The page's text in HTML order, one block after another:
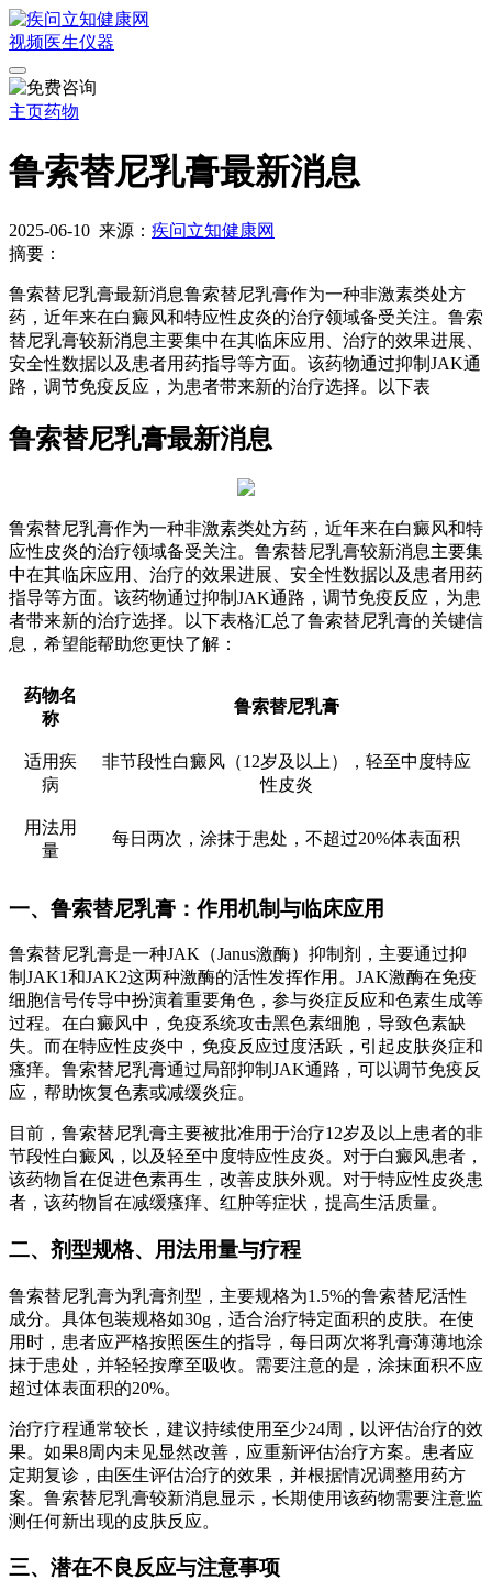
视频医生仪器
主页药物
鲁索替尼乳膏最新消息
2025-06-10 来源： 疾问立知健康网
摘要：
鲁索替尼乳膏最新消息鲁索替尼乳膏作为一种非激素类处方
药，近年来在白癜风和特应性皮炎的治疗领域备受关注。鲁索
替尼乳膏较新消息主要集中在其临床应用、治疗的效果进展、
安全性数据以及患者用药指导等方面。该药物通过抑制JAK通
路，调节免疫反应，为患者带来新的治疗选择。以下表
鲁索替尼乳膏最新消息
鲁索替尼乳膏作为一种非激素类处方药，近年来在白癜风和特
应性皮炎的治疗领域备受关注。鲁索替尼乳膏较新消息主要集
中在其临床应用、治疗的效果进展、安全性数据以及患者用药
指导等方面。该药物通过抑制JAK通路，调节免疫反应，为患
者带来新的治疗选择。以下表格汇总了鲁索替尼乳膏的关键信
息，希望能帮助您更快了解：
药物名
称
鲁索替尼乳膏
适用疾
病
非节段性白癜风（12岁及以上），轻至中度特应
性皮炎
用法用
量
每日两次，涂抹于患处，不超过20%体表面积
一、鲁索替尼乳膏：作用机制与临床应用
鲁索替尼乳膏是一种JAK（Janus激酶）抑制剂，主要通过抑
制JAK1和JAK2这两种激酶的活性发挥作用。JAK激酶在免疫
细胞信号传导中扮演着重要角色，参与炎症反应和色素生成等
过程。在白癜风中，免疫系统攻击黑色素细胞，导致色素缺
失。而在特应性皮炎中，免疫反应过度活跃，引起皮肤炎症和
瘙痒。鲁索替尼乳膏通过局部抑制JAK通路，可以调节免疫反
应，帮助恢复色素或减缓炎症。
目前，鲁索替尼乳膏主要被批准用于治疗12岁及以上患者的非
节段性白癜风，以及轻至中度特应性皮炎。对于白癜风患者，
该药物旨在促进色素再生，改善皮肤外观。对于特应性皮炎患
者，该药物旨在减缓瘙痒、红肿等症状，提高生活质量。
二、剂型规格、用法用量与疗程
鲁索替尼乳膏为乳膏剂型，主要规格为1.5%的鲁索替尼活性
成分。具体包装规格如30g，适合治疗特定面积的皮肤。在使
用时，患者应严格按照医生的指导，每日两次将乳膏薄薄地涂
抹于患处，并轻轻按摩至吸收。需要注意的是，涂抹面积不应
超过体表面积的20%。
治疗疗程通常较长，建议持续使用至少24周，以评估治疗的效
果。如果8周内未见显然改善，应重新评估治疗方案。患者应
定期复诊，由医生评估治疗的效果，并根据情况调整用药方
案。鲁索替尼乳膏较新消息显示，长期使用该药物需要注意监
测任何新出现的皮肤反应。
三、潜在不良反应与注意事项